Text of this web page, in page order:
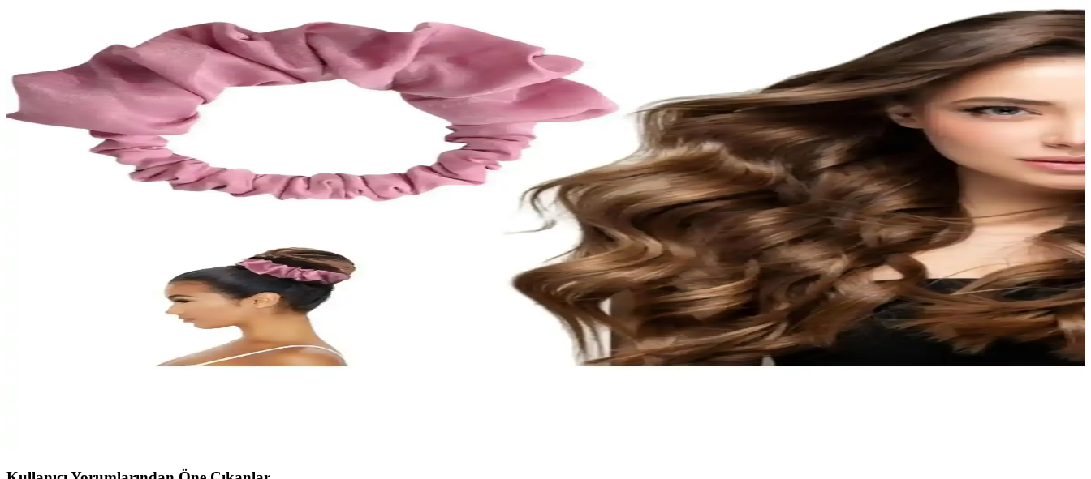
Pratik Dikisco'nun saten saç şekillendiricisi, ısı kullanmadan doğal dalgalar ve hacim sağlar, kullanımı kolaydır ve uyku sırasında bile kullanılabilir, kullanıcı yorumları ise yüksek memnuniyet ve bazı kalite
sorunlarını gösterir.
C&E Design Kadın 4’lü Siyah-Kahve Büyük XL Mandal Toka Seti Günlük ve Özel Kullanım İçin
Günlük ve özel kullanım için tasarlanan bu 4’lü tokalar, büyük boyutlarıyla pratik ve dayanıklı, saçlara nazikçe tutunan yumuşak dokusuyla şıklık ve konfor sunar.
Kadınlar İçin Gri Tonlarda Büyük XL Mandal Toka Seti Şıklık ve Fonksiyonellik Sunar
Gri tonlarındaki büyük toka seti, şık tasarımı ve dayanıklı yapısıyla günlük ve özel kullanımlar için ideal, geniş saçlara uygun, rahat ve uzun süre tutan kadın aksesuarı.
C&E Design Kadın 6'lı Kahve Büyük XL Mandal Toka Seti Günlük Şıklık ve Fonksiyonellik İçin
Renkli desenleri ve büyük boyutlarıyla dikkat çeken bu set, uzun ve kalın saçlar için ideal, dayanıklı ve kullanışlı tokalarla günlük şıklık ve pratiklik sunar.
Pratik Dikisco Gök Mavisi Saten Isısız Saç Şekillendirici Saç Sosisi Özellikleri ve Kullanım Rehberi
Saçlara zarar vermeden doğal dalgalar oluşturan Pratik Dikisco Gök Mavisi Saten Saç Sosisi, estetik tasarımı ve kullanım kolaylığıyla öne çıkar. Sağlıklı ve hacimli saçlar için ideal bir tercih.
Elvin Aksesuar Saten Isısız Saç Şekillendirici Saç Sosisi Toka Seti - Doğal ve Sağlıklı Saç Şekillendirme
Saçlarınızı yıpratmadan doğal dalgalar oluşturmanızı sağlayan Elvin Aksesuar Saten Isısız Saç Şekillendirici seti, kullanımı kolay ve sağlıklıdır, günlük saç bakımında tercih edilebilir.